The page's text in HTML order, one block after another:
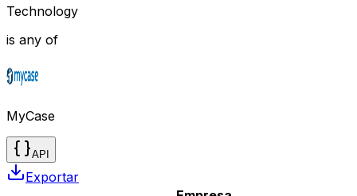
Technology
is any of
MyCase
API
Exportar